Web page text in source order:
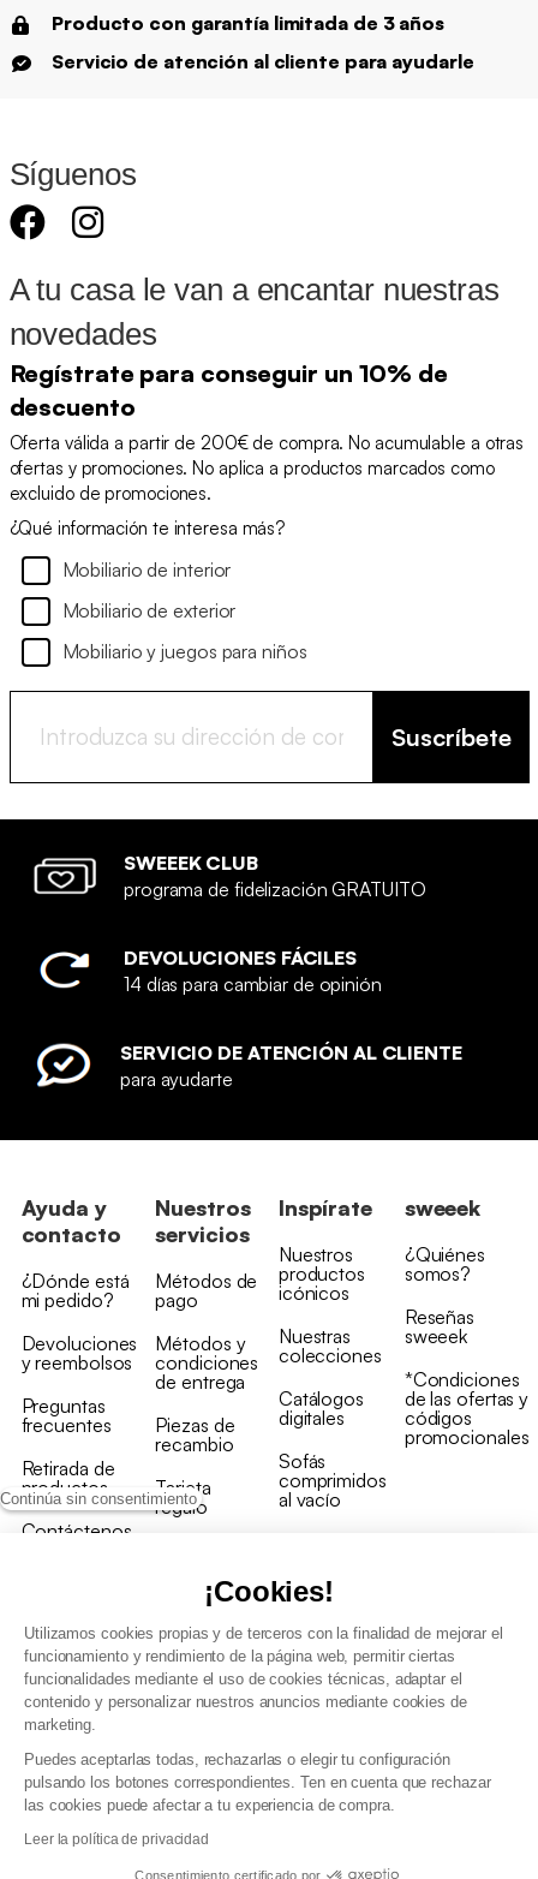
Continúa sin consentimiento
¡Cookies!
Utilizamos cookies propias y de terceros con la finalidad de mejorar el
funcionamiento y rendimiento de la página web, permitir ciertas
funcionalidades mediante el uso de cookies técnicas, adaptar el
contenido y personalizar nuestros anuncios mediante cookies de
marketing.
Puedes aceptarlas todas, rechazarlas o elegir tu configuración
pulsando los botones correspondientes. Ten en cuenta que rechazar
las cookies puede afectar a tu experiencia de compra.
Leer la política de privacidad
Consentimiento certificado por
Producto con garantía limitada de 3 años
Servicio de atención al cliente para ayudarle
Síguenos
A tu casa le van a encantar nuestras
novedades
Regístrate para conseguir un 10% de
descuento
Oferta válida a partir de 200€ de compra. No acumulable a otras
ofertas y promociones. No aplica a productos marcados como
excluido de promociones.
¿Qué información te interesa más?
Mobiliario de interior
Mobiliario de exterior
Mobiliario y juegos para niños
Suscríbete
SWEEEK CLUB
programa de fidelización GRATUITO
DEVOLUCIONES FÁCILES
14 días para cambiar de opinión
SERVICIO DE ATENCIÓN AL CLIENTE
para ayudarte
Ayuda y
contacto
¿Dónde está
mi pedido?
Devoluciones
y reembolsos
Preguntas
frecuentes
Retirada de
productos
Contáctenos
Nuestros
servicios
Métodos de
pago
Métodos y
condiciones
de entrega
Piezas de
recambio
Tarjeta
regalo
Inspírate
Nuestros
productos
icónicos
Nuestras
colecciones
Catálogos
digitales
Sofás
comprimidos
al vacío
sweeek
¿Quiénes
somos?
Reseñas
sweeek
*Condiciones
de las ofertas y
códigos
promocionales
Política de gestión de datos personales y cookies
Condiciones generales de Venta Profesional
Declaración de accesibilidad